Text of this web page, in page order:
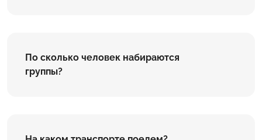
По сколько человек набираются
группы?